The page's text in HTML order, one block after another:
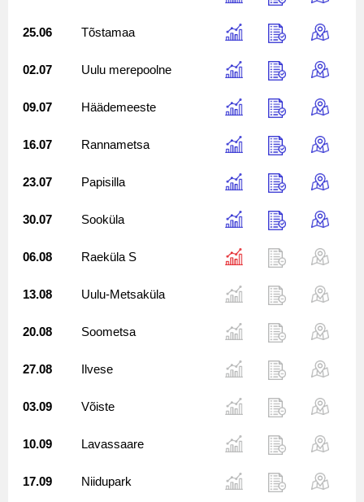
25.06 Tõstamaa
02.07 Uulu merepoolne
09.07 Häädemeeste
16.07 Rannametsa
23.07 Papisilla
30.07 Sooküla
06.08 Raeküla S
13.08 Uulu-Metsaküla
20.08 Soometsa
27.08 Ilvese
03.09 Võiste
10.09 Lavassaare
17.09 Niidupark